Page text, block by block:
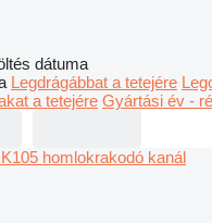
dátuma
Legdrágábbat a tetejére
a tetejére Gyártási év -